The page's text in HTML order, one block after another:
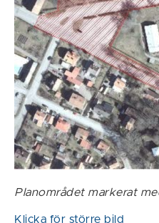
Planområdet markerat
Klicka för större bild